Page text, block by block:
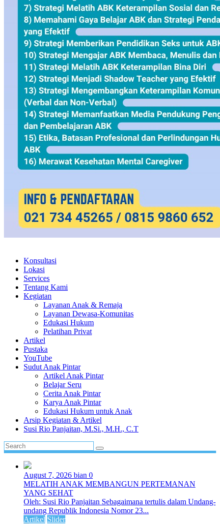
Konsultasi
Lokasi
Services
Tentang Kami
Kegiatan
Layanan Anak & Remaja
Layanan Dewasa-Komunitas
Edukasi Hukum
Pelatihan Privat
Artikel
Pustaka
YouTube
Sudut Anak Pintar
Artikel Anak Pintar
Belajar Seru
Cerita Anak Pintar
Karya Anak Pintar
Edukasi Hukum untuk Anak
Arsip Kegiatan & Artikel
Susi Rio Panjaitan, M.Si., M.H., C.T
August 7, 2026 bian 0
MELATIH ANAK MEMBANGUN PERTEMANAN
YANG SEHAT
Oleh: Susi Rio Panjaitan Sebagaimana tertulis dalam Undang-
undang Republik Indonesia Nomor 23...
Artikel Slider